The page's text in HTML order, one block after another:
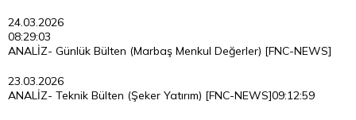
24.03.2026
08:29:03
ANALİZ- Günlük Bülten (Marbaş Menkul Değerler) [FNC-NEWS]
23.03.2026
09:12:59
ANALİZ- Teknik Bülten (Şeker Yatırım) [FNC-NEWS]